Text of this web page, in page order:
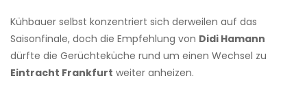
Kühbauer selbst konzentriert sich derweilen auf das
Saisonfinale, doch die Empfehlung von Didi Hamann
dürfte die Gerüchteküche rund um einen Wechsel zu
Eintracht Frankfurt weiter anheizen.